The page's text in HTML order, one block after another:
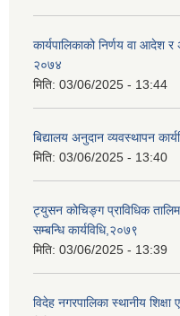
कार्यपालिकाको निर्णय वा आदेश र
२०७४
मिति: 03/06/2025 - 13:44
बिद्यालय अनुदान व्यवस्थापन
मिति: 03/06/2025 - 13:40
ट्युसन कोचिङ्ग प्राविधिक
सम्बन्धि कार्यविधि,२०७९
मिति: 03/06/2025 - 13:39
विदेह नगरपालिका स्थानीय